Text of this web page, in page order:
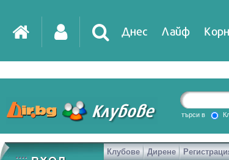
Днес Лайф
търси в
Клубове Дирене